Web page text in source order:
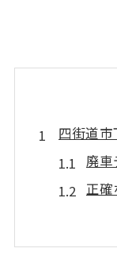
四街道
廃
正確
廃
行